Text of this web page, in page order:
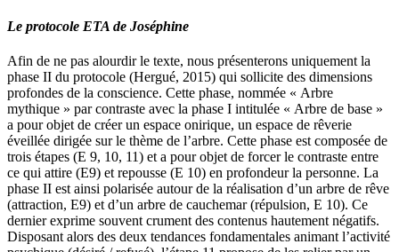
Le protocole ETA de Joséphine
Afin de ne pas alourdir le texte, nous présenterons uniquement la
phase II du protocole (Hergué, 2015) qui sollicite des dimensions
profondes de la conscience. Cette phase, nommée « Arbre
mythique » par contraste avec la phase I intitulée « Arbre de base »
a pour objet de créer un espace onirique, un espace de rêverie
éveillée dirigée sur le thème de l’arbre. Cette phase est composée de
trois étapes (E 9, 10, 11) et a pour objet de forcer le contraste entre
ce qui attire (E9) et repousse (E 10) en profondeur la personne. La
phase II est ainsi polarisée autour de la réalisation d’un arbre de rêve
(attraction, E9) et d’un arbre de cauchemar (répulsion, E 10). Ce
dernier exprime souvent crument des contenus hautement négatifs.
Disposant alors des deux tendances fondamentales animant l’activité